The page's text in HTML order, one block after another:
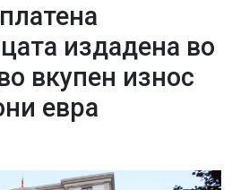
издадена во
вкупен износ
евра